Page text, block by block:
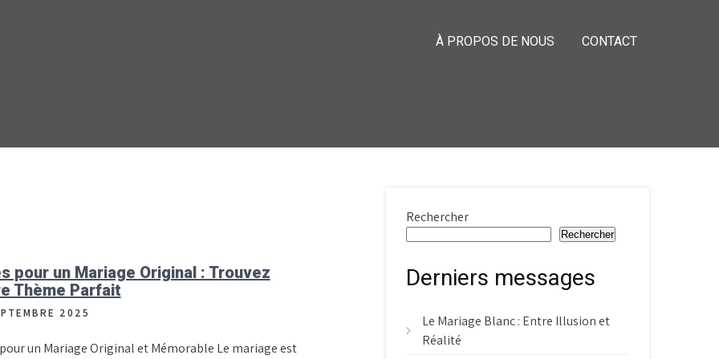
À PROPOS DE NOUS CONTACT
pour un Mariage Original : Trouvez
Thème Parfait
2025
un Mariage Original et Mémorable Le mariage est
Rechercher
Rechercher
Derniers messages
Le Mariage Blanc : Entre Illusion et
Réalité